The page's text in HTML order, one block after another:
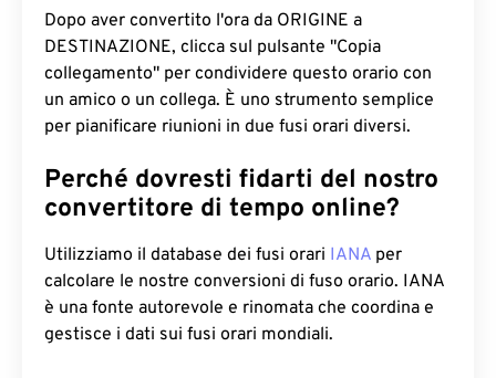
Dopo aver convertito l'ora da ORIGINE a
DESTINAZIONE, clicca sul pulsante "Copia
collegamento" per condividere questo orario con
un amico o un collega. È uno strumento semplice
per pianificare riunioni in due fusi orari diversi.
Perché dovresti fidarti del nostro
convertitore di tempo online?
Utilizziamo il database dei fusi orari IANA per
calcolare le nostre conversioni di fuso orario. IANA
è una fonte autorevole e rinomata che coordina e
gestisce i dati sui fusi orari mondiali.